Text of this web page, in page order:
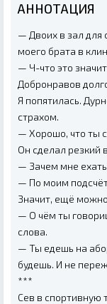
АННОТАЦИЯ
— Двоих в зал для
моего брата в
— Ч-что это
Добронравов
Я попятилась.
страхом.
— Хорошо, что ты
Он сделал резкий
— Зачем мне ехать
— По моим
Значит, ещё
— О чём ты
слова.
— Ты едешь на
будешь. И не
***
Сев в спортивную